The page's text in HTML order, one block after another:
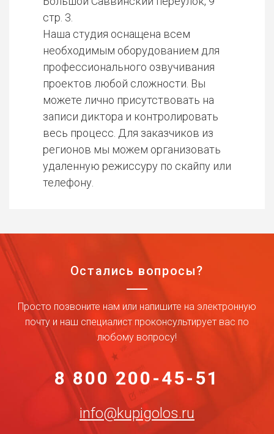
стр. 3.
Наша студия оснащена всем
необходимым оборудованием для
профессионального озвучивания
проектов любой сложности. Вы
можете лично присутствовать на
записи диктора и контролировать
весь процесс. Для заказчиков из
регионов мы можем организовать
удаленную режиссуру по скайпу или
телефону.
Остались вопросы?
Просто позвоните нам или напишите на электронную
почту и наш специалист проконсультирует вас по
любому вопросу!
8 800 200-45-51
info@kupigolos.ru